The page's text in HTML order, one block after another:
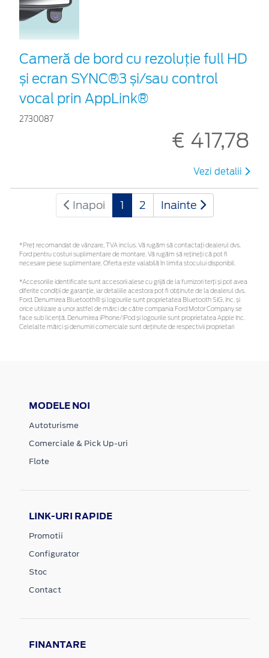
Cameră de bord cu rezoluție full HD
și ecran SYNC®3 și/sau control
vocal prin AppLink®
2730087
€ 417,78
Vezi detalii
Inapoi 1 2 Inainte
*Preţ recomandat de vânzare, TVA inclus. Vă rugăm să contactaţi dealerul dvs.
Ford pentru costuri suplimentare de montare. Vă rugăm să rețineți că pot fi
necesare piese suplimentare. Oferta este valabilă în limita stocului disponibil.
*Accesoriile identificate sunt accesorii alese cu grijă de la furnizori terți și pot avea
diferite condiții de garanție, iar detaliile acestora pot fi obținute de la dealerul dvs.
Ford. Denumirea Bluetooth® și logourile sunt proprietatea Bluetooth SIG, Inc. și
orice utilizare a unor astfel de mărci de către compania Ford Motor Company se
face sub licență. Denumirea iPhone/iPod și logourile sunt proprietatea Apple Inc.
Celelalte mărci și denumiri comerciale sunt deținute de respectivii proprietari
MODELE NOI
Autoturisme
Comerciale & Pick Up-uri
Flote
LINK-URI RAPIDE
Promotii
Configurator
Stoc
Contact
FINANTARE